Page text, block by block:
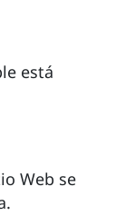
está
Web se